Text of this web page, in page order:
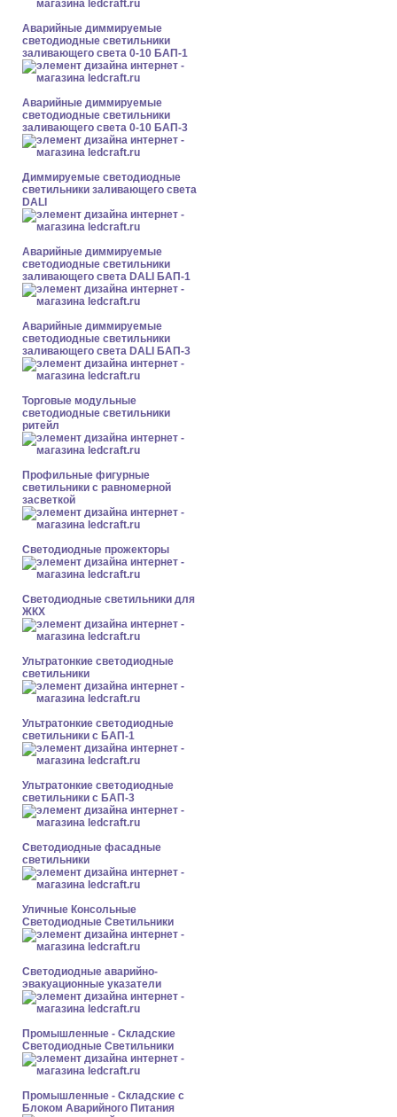
Аварийные диммируемые
светодиодные светильники
заливающего света 0-10 БАП-1
Аварийные диммируемые
светодиодные светильники
заливающего света 0-10 БАП-3
Диммируемые светодиодные
светильники заливающего света
DALI
Аварийные диммируемые
светодиодные светильники
заливающего света DALI БАП-1
Аварийные диммируемые
светодиодные светильники
заливающего света DALI БАП-3
Торговые модульные
светодиодные светильники
ритейл
Профильные фигурные
светильники с равномерной
засветкой
Светодиодные прожекторы
Светодиодные светильники для
ЖКХ
Ультратонкие светодиодные
светильники
Ультратонкие светодиодные
светильники с БАП-1
Ультратонкие светодиодные
светильники с БАП-3
Светодиодные фасадные
светильники
Уличные Консольные
Светодиодные Светильники
Светодиодные аварийно-
эвакуационные указатели
Промышленные - Складские
Светодиодные Светильники
Промышленные - Складские с
Блоком Аварийного Питания